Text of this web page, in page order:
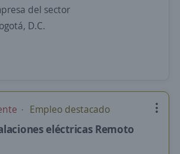
del sector
D.C.
Empleo destacado
eléctricas Remoto